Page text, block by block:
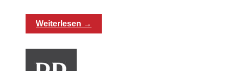
Weiterlesen →